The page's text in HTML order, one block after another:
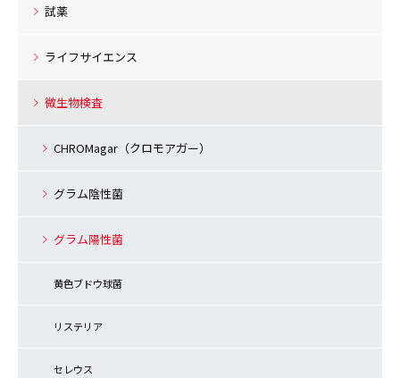
試薬
ライフサイエンス
微生物検査
CHROMagar（クロモアガー）
グラム陰性菌
グラム陽性菌
黄色ブドウ球菌
リステリア
セレウス